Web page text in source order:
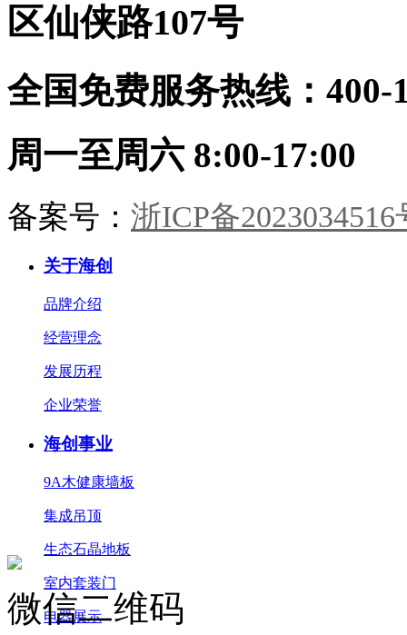
风雅。木香与纸香交融，此处心安
是吾乡。·儿童房·男孩房与女孩房
蓝配色，几何块面勾勒童趣。整装
同系，健康守护，天真自有其色。
居。一室风雅，一生心安。
区仙侠路107号
全国免费服务热线：400-
周一至周六 8:00-17:00
备案号： 浙ICP备2023034516
关于海创
品牌介绍
经营理念
发展历程
企业荣誉
海创事业
9A木健康墙板
集成吊顶
生态石晶地板
室内套装门
电器展示
微信二维码